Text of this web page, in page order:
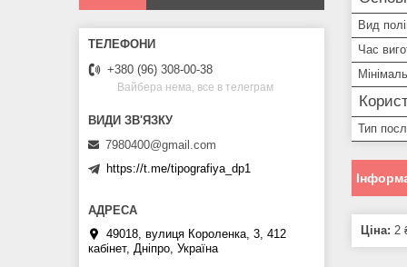
Вид
Час
Тип
Ціна: 2
+380 (96) 308-00-38
Вайбера нема, все в телеграм
7980400@gmail.com
https://t.me/tipografiya_dp1
49018, вулиця Короленка, 3, 412
кабінет, Дніпро, Україна